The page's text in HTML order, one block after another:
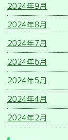
2024年9月
2024年8月
2024年7月
2024年6月
2024年5月
2024年4月
2024年2月